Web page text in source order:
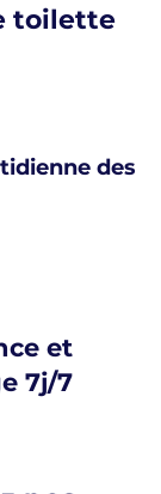
toilette
des
et
7j/7